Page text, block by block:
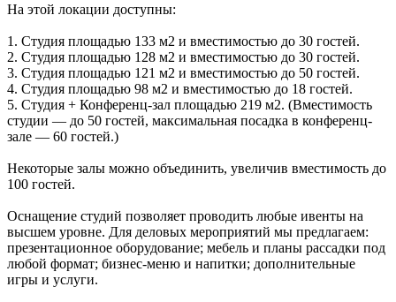
На этой локации доступны:
1. Студия площадью 133 м2 и вместимостью до 30 гостей.
2. Студия площадью 128 м2 и вместимостью до 30 гостей.
3. Студия площадью 121 м2 и вместимостью до 50 гостей.
4. Студия площадью 98 м2 и вместимостью до 18 гостей.
5. Студия + Конференц-зал площадью 219 м2. (Вместимость
студии — до 50 гостей, максимальная посадка в конференц-
зале — 60 гостей.)
Некоторые залы можно объединить, увеличив вместимость до
100 гостей.
Оснащение студий позволяет проводить любые ивенты на
высшем уровне. Для деловых мероприятий мы предлагаем:
презентационное оборудование; мебель и планы рассадки под
любой формат; бизнес-меню и напитки; дополнительные
игры и услуги.